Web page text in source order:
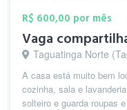
R$ 600,00 por mês
Taguatinga Norte
A casa está muito bem
cozinha, sala e
solteiro e guarda roupas